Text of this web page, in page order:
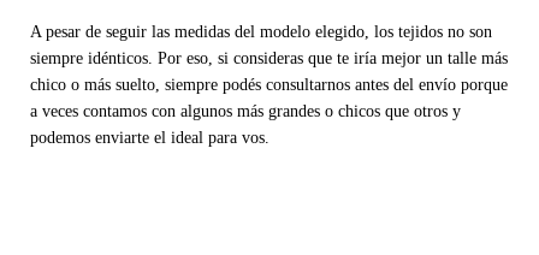
A pesar de seguir las medidas del modelo elegido, los tejidos no son
siempre idénticos. Por eso, si consideras que te iría mejor un talle más
chico o más suelto, siempre podés consultarnos antes del envío porque
a veces contamos con algunos más grandes o chicos que otros y
podemos enviarte el ideal para vos.